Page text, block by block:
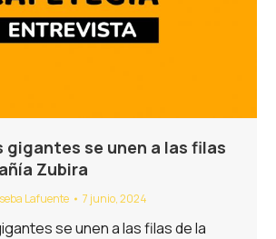
gigantes se unen a las filas
Zubira
Lafuente 7 junio, 2024
se unen a las filas de la